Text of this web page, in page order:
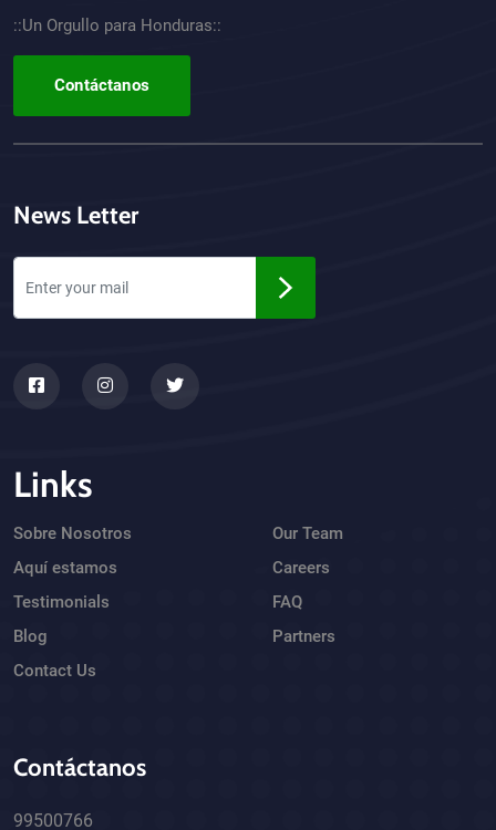
::Un Orgullo para Honduras::
Contáctanos
News Letter
Links
Sobre Nosotros
Aquí estamos
Testimonials
Blog
Contact Us
Our Team
Careers
FAQ
Partners
Contáctanos
99500766